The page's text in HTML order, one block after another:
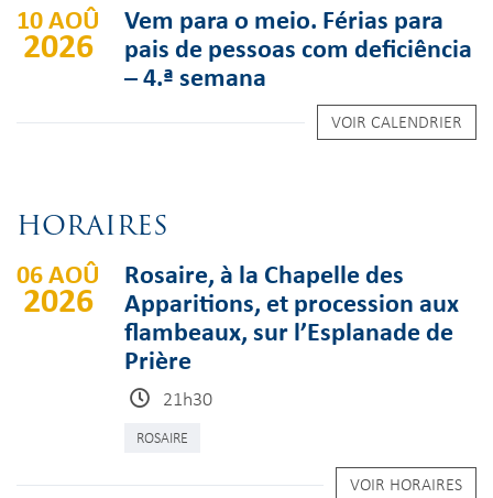
10 AOÛ
2026
Vem para o meio. Férias para
pais de pessoas com deficiência
– 4.ª semana
VOIR CALENDRIER
HORAIRES
06 AOÛ
2026
Rosaire, à la Chapelle des
Apparitions, et procession aux
flambeaux, sur l’Esplanade de
Prière
21h30
ROSAIRE
VOIR HORAIRES